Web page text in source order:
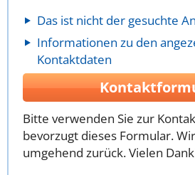
Das ist nicht der gesuchte
Informationen zu den
Kontaktdaten
Bitte verwenden Sie zur
bevorzugt dieses Formular.
umgehend zurück. Vielen